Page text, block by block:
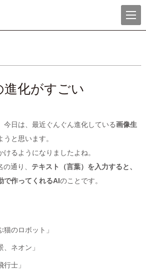
menu
進化がすごい
今日は、最近ぐんぐん進化している画像生
と思います。
るようになりましたよね。
通り、 テキスト（言葉）を入力すると、
で作ってくれるAIのことです。
猫のロボット」
、ネオン」
行士」